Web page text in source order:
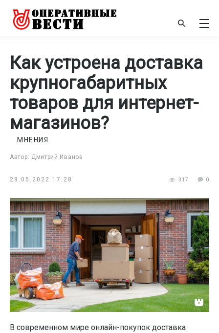
Как устроена доставка
крупногабаритных
товаров для интернет-
магазинов?
Автор: Дмитрий Иванов
МНЕНИЯ
28.05.2022 17:28 317 0
В современном мире онлайн-покупок доставка